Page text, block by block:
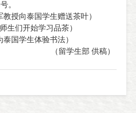
。
教授向泰国学生赠送茶叶）
师生们开始学习品茶）
泰国学生体验书法）
（留学生部 供稿）